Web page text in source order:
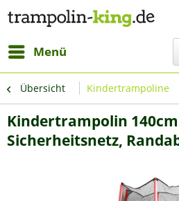
Menü
Übersicht Kindertrampoline
Kindertrampolin
Sicherheitsnetz,